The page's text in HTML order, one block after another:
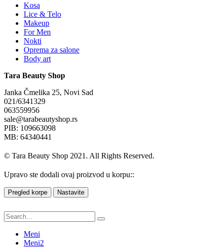
Kosa
Lice & Telo
Makeup
For Men
Nokti
Oprema za salone
Body art
Tara Beauty Shop
Janka Čmelika 25, Novi Sad
021/6341329
063559956
sale@tarabeautyshop.rs
PIB: 109663098
MB: 64340441
© Tara Beauty Shop 2021. All Rights Reserved.
Upravo ste dodali ovaj proizvod u korpu::
Pregled korpe Nastavite
Meni
Meni2